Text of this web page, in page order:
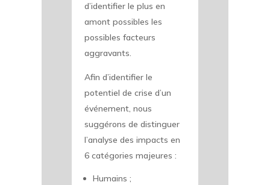
d’identifier le plus en
amont possibles les
possibles facteurs
aggravants.
Afin d’identifier le
potentiel de crise d’un
événement, nous
suggérons de distinguer
l’analyse des impacts en
6 catégories majeures :
Humains ;